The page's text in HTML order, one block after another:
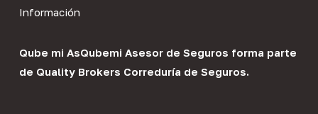
Información
Qube mi AsQubemi Asesor de Seguros forma parte
de Quality Brokers Correduría de Seguros.